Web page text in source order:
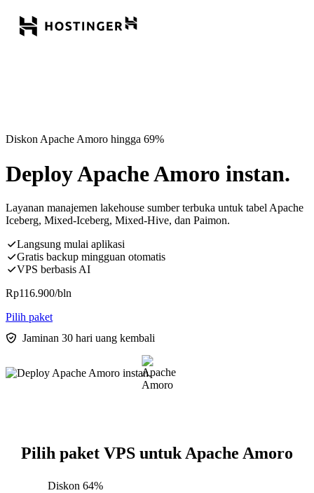
Diskon Apache Amoro hingga 69%
Deploy Apache Amoro instan.
Layanan manajemen lakehouse sumber terbuka untuk tabel Apache
Iceberg, Mixed-Iceberg, Mixed-Hive, dan Paimon.
Langsung mulai aplikasi
Gratis backup mingguan otomatis
VPS berbasis AI
Rp116.900/bln
Pilih paket
Jaminan 30 hari uang kembali
Pilih paket VPS untuk Apache Amoro
Diskon 64%